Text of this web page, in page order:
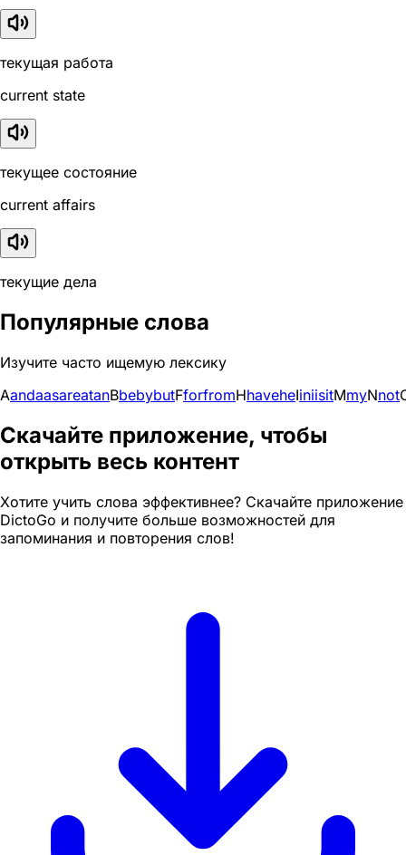
текущая работа
current state
текущее состояние
current affairs
текущие дела
Популярные слова
Изучите часто ищемую лексику
AandaasareatanBbebybutFforfromHhaveheIiniisitMmyNnot
Скачайте приложение, чтобы
открыть весь контент
Хотите учить слова эффективнее? Скачайте приложение
DictoGo и получите больше возможностей для
запоминания и повторения слов!